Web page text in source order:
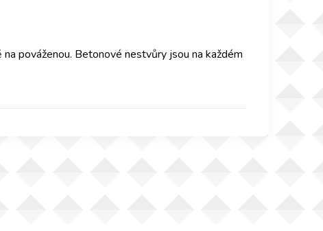
pováženou. Betonové nestvůry jsou na každém